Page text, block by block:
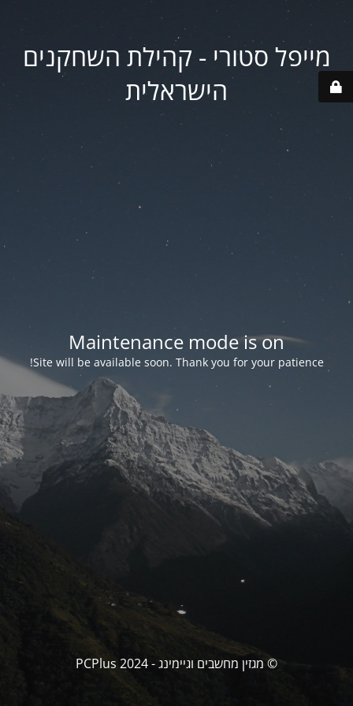
מייפל סטורי - קהילת השחקנים
הישראלית
Maintenance mode is on
Site will be available soon. Thank you for your patience!
© מגזין מחשבים וגיימינג - PCPlus 2024